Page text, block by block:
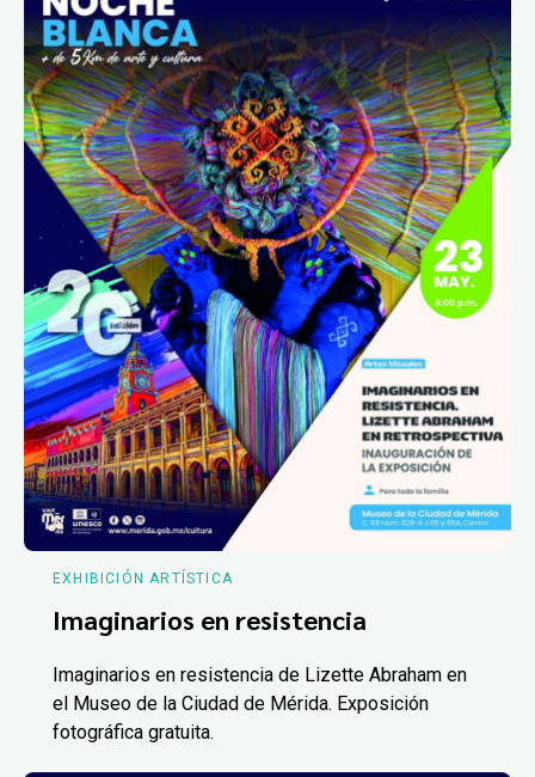
EXHIBICIÓN ARTÍSTICA
Imaginarios en resistencia
Imaginarios en resistencia de Lizette Abraham en
el Museo de la Ciudad de Mérida. Exposición
fotográfica gratuita.